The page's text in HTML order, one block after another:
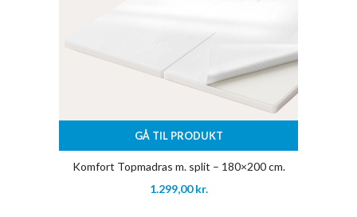
GÅ TIL PRODUKT
Komfort Topmadras m. split – 180×200 cm.
1.299,00kr.